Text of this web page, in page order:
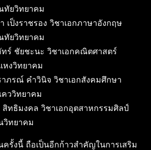
ทัยวิทยาคม
เป็งราชรอง วิชาเอกภาษาอังกฤษ
ทัยวิทยาคม
ร์ ชัยชะนะ วิชาเอกคณิตศาสตร์
หงวิทยาคม
ภรณ์ คำวินิจ วิชาเอกสังคมศึกษา
คววิทยาคม
สิทธิมงคล วิชาเอกอุตสาหกรรมศิลป์
วิทยาคม
ครั้งนี้ ถือเป็นอีกก้าวสำคัญในการเสริม